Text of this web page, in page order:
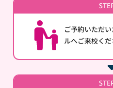
ご予約いただ
ルへご来校くだ